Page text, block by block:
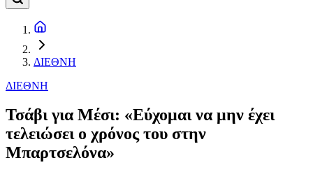
ΔΙΕΘΝΗ
ΔΙΕΘΝΗ
Τσάβι για Μέσι: «Εύχομαι να μην έχει
τελειώσει ο χρόνος του στην
Μπαρτσελόνα»